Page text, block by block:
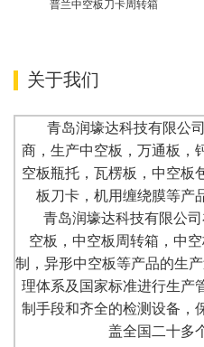
普兰中空板刀卡周转箱
关于我们
青岛润壕达科技有限公
商，生产中空板，万通板，
空板瓶托，瓦楞板，中空板
板刀卡，机用缠绕膜等产
青岛润壕达科技有限公司
空板，中空板周转箱，中
制，异形中空板等产品的生
理体系及国家标准进行生产
制手段和齐全的检测设备，
盖全国二十多